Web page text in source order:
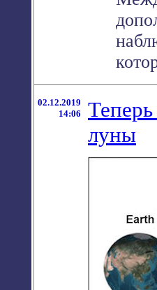
02.12.2019
14:06
луны